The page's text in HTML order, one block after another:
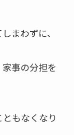
まわずに、
事の分担を
もなくなり